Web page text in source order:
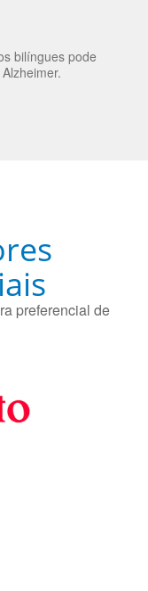
bilíngues pode
preferencial de